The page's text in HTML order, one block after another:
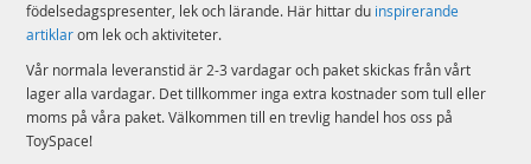
födelsedagspresenter, lek och lärande. Här hittar du inspirerande
artiklarom lek och aktiviteter.
Vår normala leveranstid är 2-3 vardagar och paket skickas från vårt
lager alla vardagar. Det tillkommer inga extra kostnader som tull eller
moms på våra paket. Välkommen till en trevlig handel hos oss på
ToySpace!